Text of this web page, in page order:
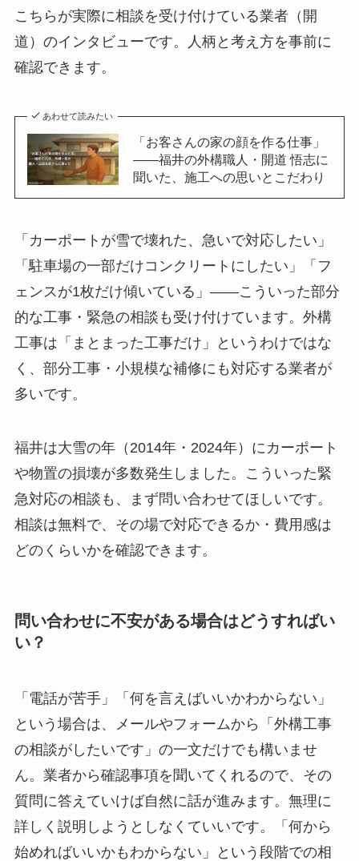
こちらが実際に相談を受け付けている業者（開
道）のインタビューです。人柄と考え方を事前に
確認できます。
あわせて読みたい
「お客さんの家の顔を作る仕事」
——福井の外構職人・開道 悟志に
聞いた、施工への思いとこだわり
「カーポートが雪で壊れた、急いで対応したい」
「駐車場の一部だけコンクリートにしたい」「フ
ェンスが1枚だけ傾いている」——こういった部分
的な工事・緊急の相談も受け付けています。外構
工事は「まとまった工事だけ」というわけではな
く、部分工事・小規模な補修にも対応する業者が
多いです。
福井は大雪の年（2014年・2024年）にカーポート
や物置の損壊が多数発生しました。こういった緊
急対応の相談も、まず問い合わせてほしいです。
相談は無料で、その場で対応できるか・費用感は
どのくらいかを確認できます。
問い合わせに不安がある場合はどうすればい
い？
「電話が苦手」「何を言えばいいかわからない」
という場合は、メールやフォームから「外構工事
の相談がしたいです」の一文だけでも構いませ
ん。業者から確認事項を聞いてくれるので、その
質問に答えていけば自然に話が進みます。無理に
詳しく説明しようとしなくていいです。「何から
始めればいいかもわからない」という段階での相